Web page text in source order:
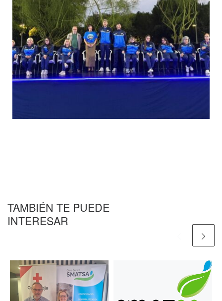
TAMBIÉN TE PUEDE
INTERESAR